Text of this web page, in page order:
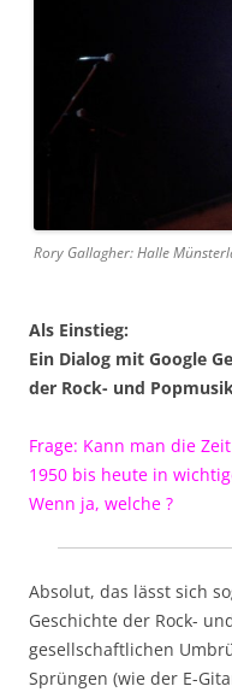
Rory Gallagher: Halle
Als Einstieg:
Ein Dialog mit Google
der Rock- und
Frage: Kann man die
1950 bis heute in
Wenn ja, welche ?
Absolut, das lässt sich
Geschichte der Rock-
gesellschaftlichen
Sprüngen (wie der E-